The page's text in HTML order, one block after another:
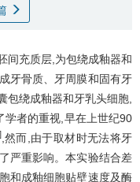
间充质层,为包绕成釉器和
牙骨质、牙周膜和固有牙
包绕成釉器和牙乳头细胞,
学者的重视,早在上世纪90
,然而,由于取材时无法将牙
严重影响。本实验结合差
和成釉细胞贴壁速度及酶